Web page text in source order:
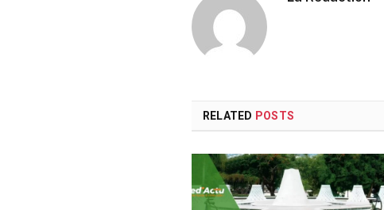
RELATED POSTS